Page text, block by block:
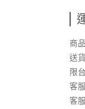
商
送
限
客
客